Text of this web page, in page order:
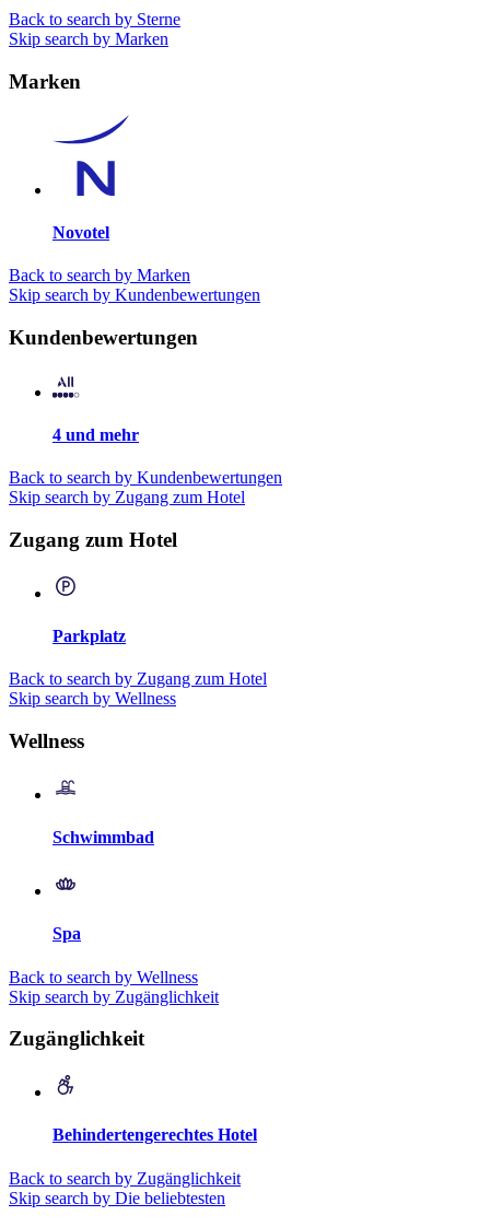
Back to search by Sterne
Skip search by Marken
Marken
Novotel
Back to search by Marken
Skip search by Kundenbewertungen
Kundenbewertungen
4 und mehr
Back to search by Kundenbewertungen
Skip search by Zugang zum Hotel
Zugang zum Hotel
Parkplatz
Back to search by Zugang zum Hotel
Skip search by Wellness
Wellness
Schwimmbad
Spa
Back to search by Wellness
Skip search by Zugänglichkeit
Zugänglichkeit
Behindertengerechtes Hotel
Back to search by Zugänglichkeit
Skip search by Die beliebtesten